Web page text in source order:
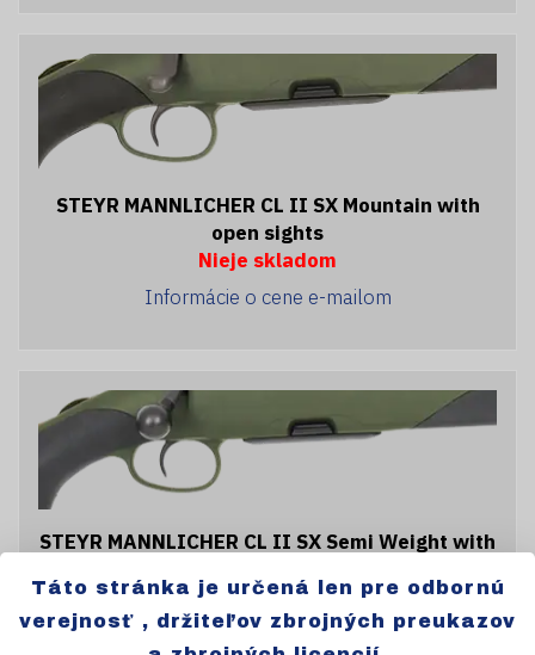
STEYR MANNLICHER CL II SX Mountain with
open sights
Nieje skladom
Informácie o cene e-mailom
STEYR MANNLICHER CL II SX Semi Weight with
Nieje skladom
Informácie o cene e-mailom
Táto stránka je určená len pre odbornú
verejnosť , držiteľov zbrojných preukazov